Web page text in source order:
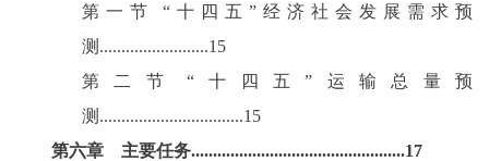
第一节
“十四五”经济社会发展需求预
测.........................15
第二节
“十四五”运输总量预
测.................................15
第六章
主要任务.................................................17